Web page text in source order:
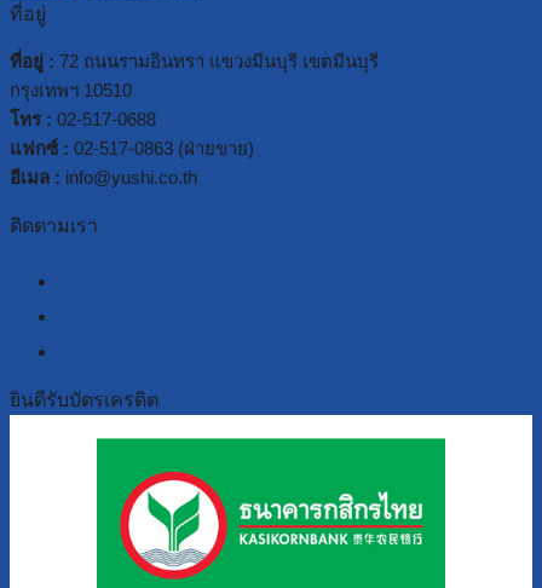
ที่อยู่
ที่อยู่ : 72 ถนนรามอินทรา แขวงมีนบุรี เขตมีนบุรี
กรุงเทพฯ 10510
โทร : 02-517-0688
แฟกซ์ : 02-517-0863 (ฝ่ายขาย)
อีเมล : info@yushi.co.th
ติดตามเรา
ยินดีรับบัตรเครดิต